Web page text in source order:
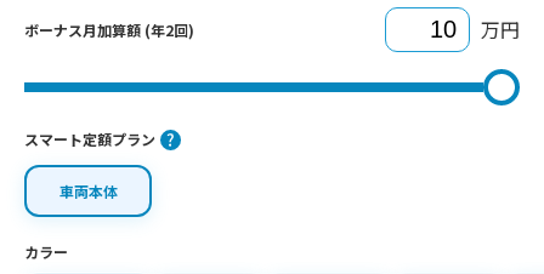
ボーナス月加算額 (年2回) 万円
スマート定額プラン
車両本体
カラー